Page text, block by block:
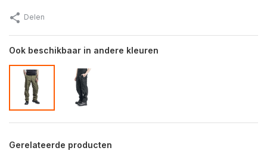
Delen
Ook beschikbaar in andere kleuren
Gerelateerde producten